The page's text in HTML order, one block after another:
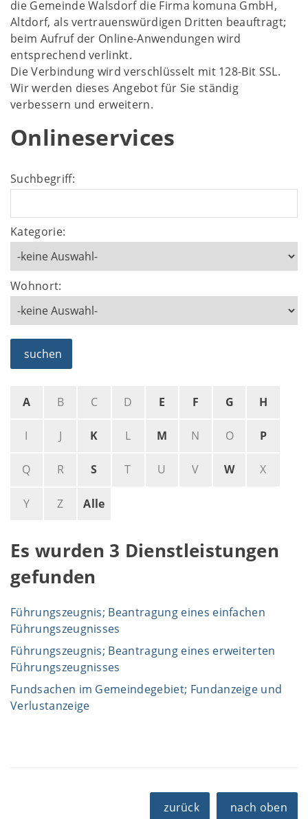
die Gemeinde Walsdorf die Firma komuna GmbH,
Altdorf, als vertrauenswürdigen Dritten beauftragt;
beim Aufruf der Online-Anwendungen wird
entsprechend verlinkt.
Die Verbindung wird verschlüsselt mit 128-Bit SSL.
Wir werden dieses Angebot für Sie ständig
verbessern und erweitern.
Onlineservices
Suchbegriff:
Kategorie:
Wohnort:
suchen
A B C D E F G H
I J K L M N O P
Q R S T U V W X
Y Z Alle
Es wurden 3 Dienstleistungen
gefunden
Führungszeugnis; Beantragung eines einfachen
Führungszeugnisses
Führungszeugnis; Beantragung eines erweiterten
Führungszeugnisses
Fundsachen im Gemeindegebiet; Fundanzeige und
Verlustanzeige
zurück nach oben